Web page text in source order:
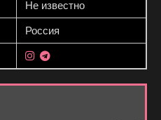
Не известно
Россия